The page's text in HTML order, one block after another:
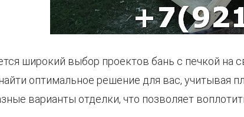
широкий выбор проектов бань с печкой
оптимальное решение для вас, учитывая
варианты отделки, что позволяет